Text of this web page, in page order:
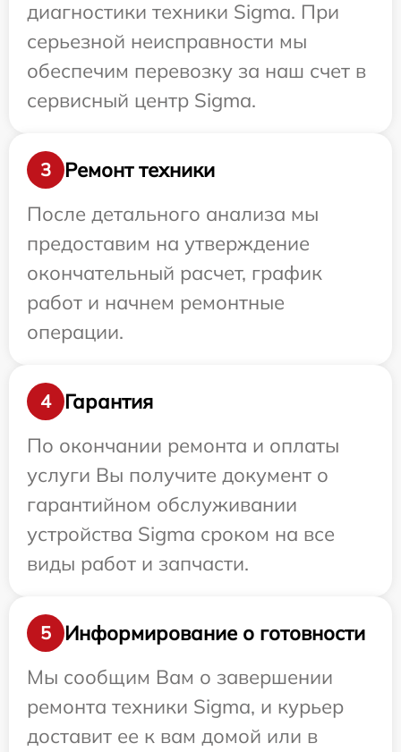
диагностики техники Sigma. При
серьезной неисправности мы
обеспечим перевозку за наш счет в
сервисный центр Sigma.
3
Ремонт техники
После детального анализа мы
предоставим на утверждение
окончательный расчет, график
работ и начнем ремонтные
операции.
4
Гарантия
По окончании ремонта и оплаты
услуги Вы получите документ о
гарантийном обслуживании
устройства Sigma сроком на все
виды работ и запчасти.
5
Информирование о готовности
Мы сообщим Вам о завершении
ремонта техники Sigma, и курьер
доставит ее к вам домой или в